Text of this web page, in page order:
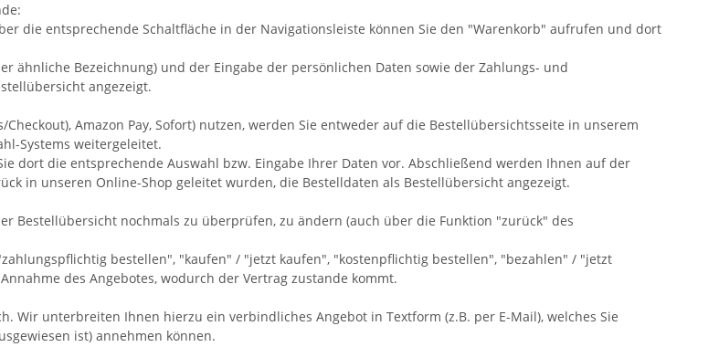
die entsprechende Schaltfläche in der Navigationsleiste können Sie den "Warenkorb" aufrufen und dort
ähnliche Bezeichnung) und der Eingabe der persönlichen Daten sowie der Zahlungs- und
angezeigt.
Checkout), Amazon Pay, Sofort) nutzen, werden Sie entweder auf die Bestellübersichtsseite in unserem
Systems weitergeleitet.
dort die entsprechende Auswahl bzw. Eingabe Ihrer Daten vor. Abschließend werden Ihnen auf der
in unseren Online-Shop geleitet wurden, die Bestelldaten als Bestellübersicht angezeigt.
Bestellübersicht nochmals zu überprüfen, zu ändern (auch über die Funktion "zurück" des
bestellen", "kaufen" / "jetzt kaufen", "kostenpflichtig bestellen", "bezahlen" / "jetzt
des Angebotes, wodurch der Vertrag zustande kommt.
Wir unterbreiten Ihnen hierzu ein verbindliches Angebot in Textform (z.B. per E-Mail), welches Sie
ist) annehmen können.